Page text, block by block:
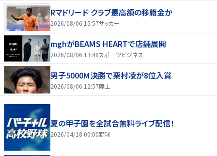
Rマドリード クラブ最高額の移籍金か
2026/08/06 15:57サッカー
mghがBEAMS HEARTで店舗展開
2026/08/06 13:48スポーツビジネス
男子5000M決勝で栗村凌が8位入賞
2026/08/06 12:57陸上
夏の甲子園を全試合無料ライブ配信！
2026/04/18 00:00野球